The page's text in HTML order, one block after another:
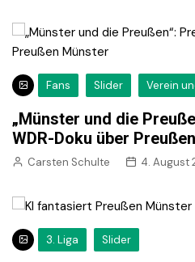
Fans Slider Verein
„Münster und die
WDR-Doku über
Carsten Schulte 4. August
3. Liga Slider